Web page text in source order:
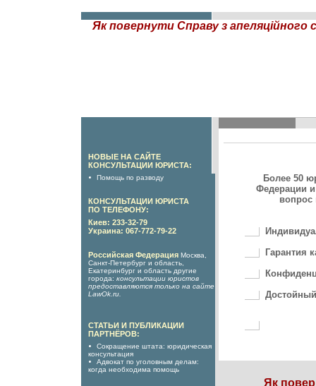
Як повернути Справу з апеляційного
НОВЫЕ НА САЙТЕ
КОНСУЛЬТАЦИИ ЮРИСТА:
Помощь по разводу
КОНСУЛЬТАЦИИ ЮРИСТА
ПО ТЕЛЕФОНУ:
Киев: 233-32-79
Украина: 067-772-79-22
Российская Федерация Москва,
Санкт-Петербург и область,
Екатеринбург и область другие
города: консультации юристов
предоставляются только на сайте
LawOk.ru
СТАТЬИ И ПУБЛИКАЦИИ
ПАРТНЁРОВ:
Сокращение штата: юридическая
консультация
Адвокат по уголовным делам:
когда необходима помощь
Более 50
Федерации
вопрос
Гарантия
Як